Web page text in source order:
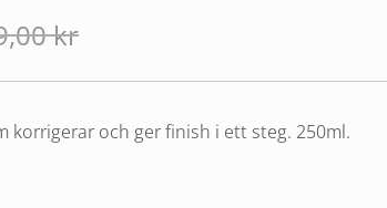
kr
korrigerar och ger finish i ett steg. 250ml.